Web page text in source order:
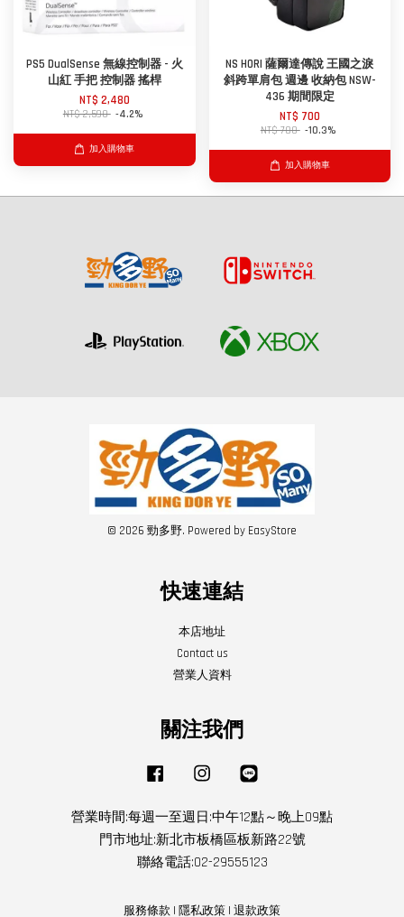
PS5 DualSense 無線控制器 - 火
山紅 手把 控制器 搖桿
NT$ 2,480
NT$ 2,590 -4.2%
加入購物車
NS HORI 薩爾達傳說 王國之淚
斜跨單肩包 週邊 收納包 NSW-
436 期間限定
NT$ 700
NT$ 780 -10.3%
加入購物車
© 2026 勁多野. Powered by EasyStore
快速連結
本店地址
Contact us
營業人資料
關注我們
Facebook Instagram
營業時間:每週一至週日:中午12點～晚上09點
門市地址:新北市板橋區板新路22號
聯絡電話:02-29555123
服務條款 | 隱私政策 | 退款政策